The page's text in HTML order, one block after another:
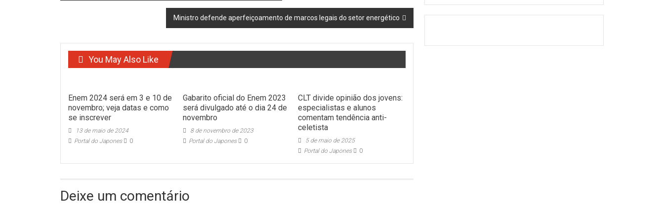
Ministro defende aperfeiçoamento de marcos legais do setor energético
You May Also Like
Enem 2024 será em 3 e 10 de
novembro; veja datas e como
se inscrever
13 de maio de 2024
Portal do Japones
0
Gabarito oficial do Enem 2023
será divulgado até o dia 24 de
novembro
8 de novembro de 2023
Portal do Japones
0
CLT divide opinião dos jovens:
especialistas e alunos
comentam tendência anti-
celetista
5 de maio de 2025
Portal do Japones
0
Deixe um comentário